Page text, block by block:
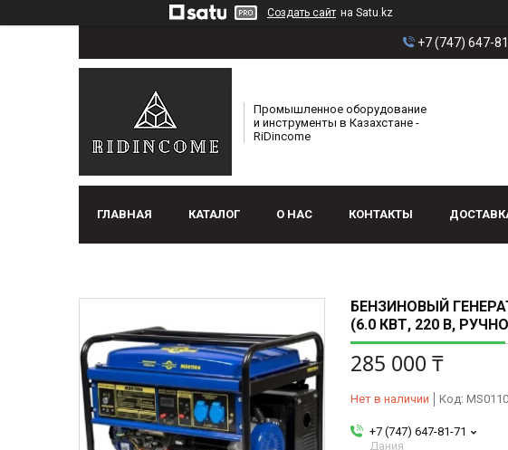
Создать сайт на Satu.kz
+7 (747) 647-
Промышленное оборудование
и инструменты в Казахстане -
RiDincome
ГЛАВНАЯ КАТАЛОГ О НАС КОНТАКТЫ
БЕНЗИНОВЫЙ
(6.0 КВТ, 220 В,
285 000 ₸
Нет в наличии Код:
+7 (747) 647-81-71
Дания